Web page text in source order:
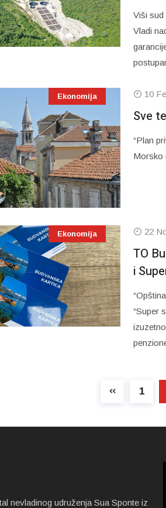
Viši sud
Vladi
Ekonomija 10
Sve
“Plan
Morsko
Ekonomija 22
TO
i
“Super
1
nevladinog udruženja Sua Sponte iz